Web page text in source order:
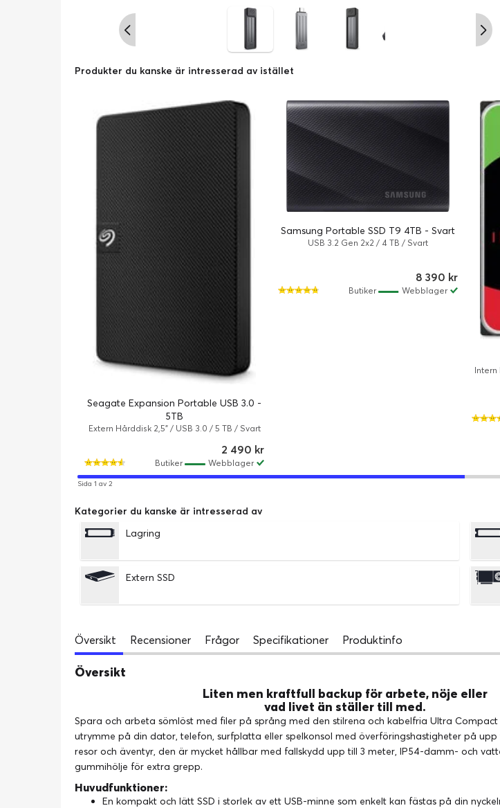
Produkter du kanske är intresserad av istället
Seagate Expansion Portable USB 3.0 -
5TB
Extern Hårddisk 2,5" / USB 3.0 / 5 TB / Svart
2 490 kr
Webblager
Butiker
Samsung Portable SSD T9 4TB - Svart
USB 3.2 Gen 2x2 / 4 TB / Svart
8 390 kr
Webblager
Butiker
Intern
Sida 1 av 2
Kategorier du kanske är intresserad av
Lagring
Extern SSD
Översikt Recensioner Frågor Specifikationer Produktinfo
Översikt
Liten men kraftfull backup för arbete, nöje eller
vad livet än ställer till med.
Spara och arbeta sömlöst med filer på språng med den stilrena och kabelfria Ultra Compact
utrymme på din dator, telefon, surfplatta eller spelkonsol med överföringshastigheter på upp
resor och äventyr, den är mycket hållbar med fallskydd upp till 3 meter, IP54-damm- och
gummihölje för extra grepp.
Huvudfunktioner:
En kompakt och lätt SSD i storlek av ett USB-minne som enkelt kan fästas på din